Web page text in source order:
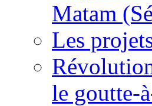
Matam
Les
le goutte-